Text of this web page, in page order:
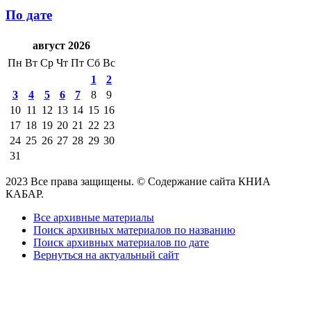
По дате
август 2026
Пн Вт Ср Чт Пт Сб Вс
1
2
3
4 5 6 7 8
9
10 11 12 13 14 15 16
17 18 19 20 21 22 23
24 25 26 27 28 29 30
31
2023 Все права защищены. © Содержание сайта КНИА
КАБАР.
Все архивные материалы
Поиск архивных материалов по названию
Поиск архивных материалов по дате
Вернуться на актуальный сайт